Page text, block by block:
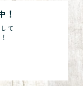
！
て